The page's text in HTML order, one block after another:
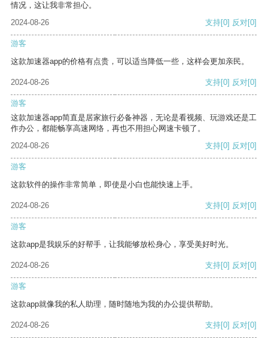
情况，这让我非常担心。
2024-08-26
支持[0] 反对[0]
游客
这款加速器app的价格有点贵，可以适当降低一些，这样会更加亲民。
2024-08-26 支持[0] 反对[0]
游客
这款加速器app简直是居家旅行必备神器，无论是看视频、玩游戏还是工
作办公，都能畅享高速网络，再也不用担心网速卡顿了。
2024-08-26
支持[0] 反对[0]
游客
这款软件的操作非常简单，即使是小白也能快速上手。
2024-08-26 支持[0] 反对[0]
游客
这款app是我娱乐的好帮手，让我能够放松身心，享受美好时光。
2024-08-26 支持[0] 反对[0]
游客
这款app就像我的私人助理，随时随地为我的办公提供帮助。
2024-08-26 支持[0] 反对[0]